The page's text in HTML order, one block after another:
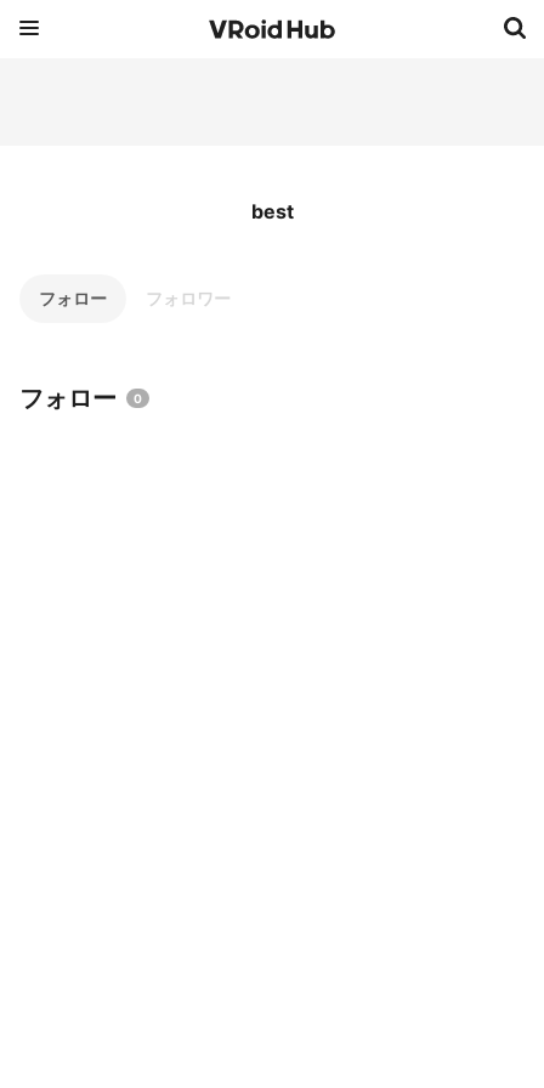
best
フォロー フォロワー
フォロー 0